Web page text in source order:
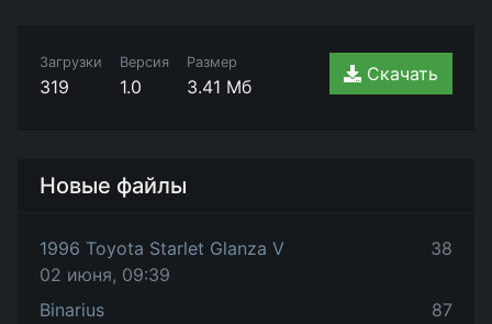
Загрузки
319
Версия
1.0
Размер
3.41 Мб
Скачать
Новые файлы
1996 Toyota Starlet Glanza V
02 июня, 09:39
38
Binarius
87